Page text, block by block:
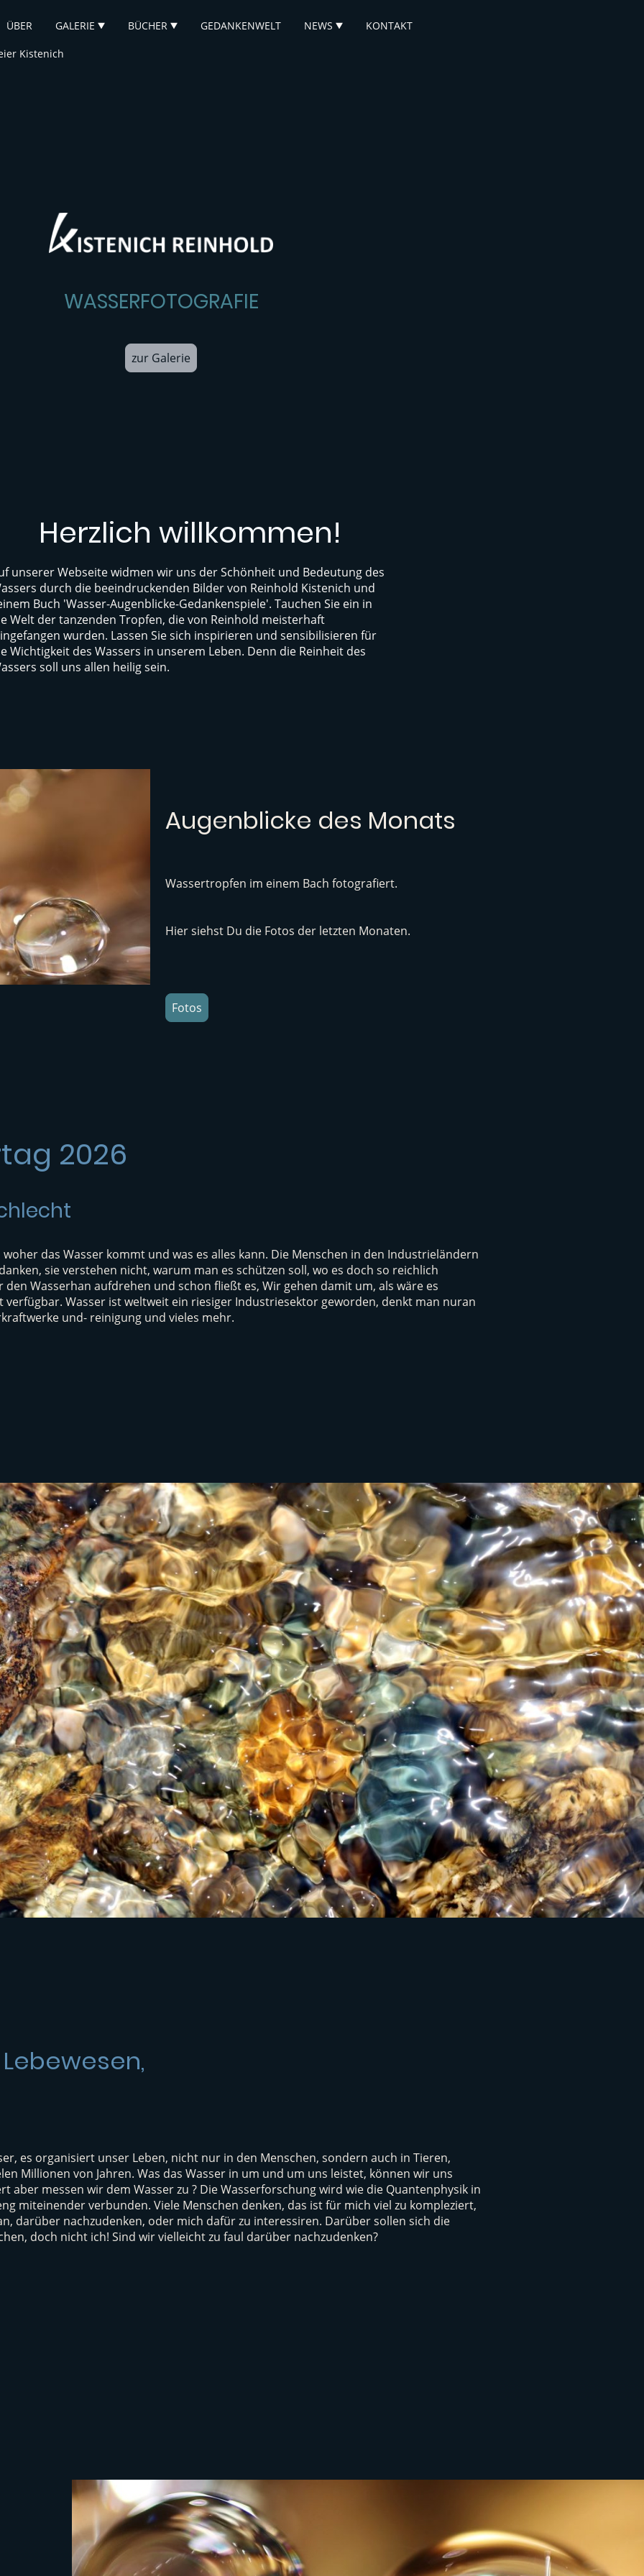
ÜBER GALERIE BÜCHER GEDANKENWELT NEWS KONTAKT
Kistenich
WASSERFOTOGRAFIE
zur Galerie
Herzlich willkommen!
unserer Webseite widmen wir uns der Schönheit und Bedeutung des
durch die beeindruckenden Bilder von Reinhold Kistenich und
Buch 'Wasser-Augenblicke-Gedankenspiele'. Tauchen Sie ein in
Welt der tanzenden Tropfen, die von Reinhold meisterhaft
wurden. Lassen Sie sich inspirieren und sensibilisieren für
Wichtigkeit des Wassers in unserem Leben. Denn die Reinheit des
soll uns allen heilig sein.
Augenblicke des Monats
Wassertropfen im einem Bach fotografiert.
Hier siehst Du die Fotos der letzten Monaten.
Fotos
2026
das Wasser kommt und was es alles kann. Die Menschen in den Industrieländern
sie verstehen nicht, warum man es schützen soll, wo es doch so reichlich
Wasserhan aufdrehen und schon fließt es, Wir gehen damit um, als wäre es
verfügbar. Wasser ist weltweit ein riesiger Industriesektor geworden, denkt man nuran
und- reinigung und vieles mehr.
es organisiert unser Leben, nicht nur in den Menschen, sondern auch in Tieren,
Millionen von Jahren. Was das Wasser in um und um uns leistet, können wir uns
aber messen wir dem Wasser zu ? Die Wasserforschung wird wie die Quantenphysik in
miteinender verbunden. Viele Menschen denken, das ist für mich viel zu kompleziert,
darüber nachzudenken, oder mich dafür zu interessiren. Darüber sollen sich die
doch nicht ich! Sind wir vielleicht zu faul darüber nachzudenken?